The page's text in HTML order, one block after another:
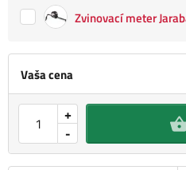
Vaša cena
-
+
Zvinovací meter